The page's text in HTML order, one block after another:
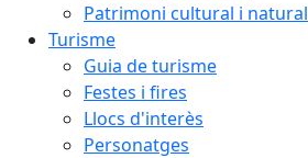
Patrimoni cultural i natural
Turisme
Guia de turisme
Festes i fires
Llocs d'interès
Personatges